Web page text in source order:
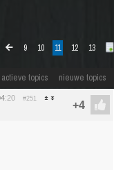
9 10 11 12 13
actieve topics nieuwe topics
:20 #251